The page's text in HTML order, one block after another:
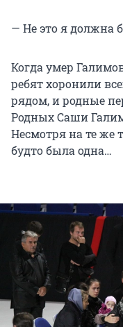
— Не это я должна
Когда умер
ребят хоронили
рядом, и родные
Родных Саши
Несмотря на те же
будто была одна…